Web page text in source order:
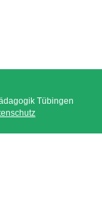
Tübingen